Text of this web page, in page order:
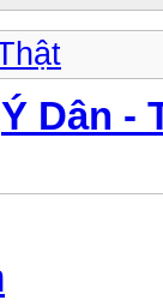
Ý Dân -